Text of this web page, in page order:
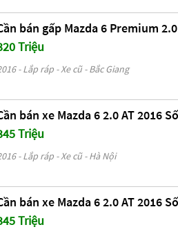
bán gấp Mazda 6 Premium
Triệu
- Lắp ráp - Xe cũ - Bắc Giang
bán xe Mazda 6 2.0 AT 2016
Triệu
- Lắp ráp - Xe cũ - Hà Nội
bán xe Mazda 6 2.0 AT 2016
Triệu